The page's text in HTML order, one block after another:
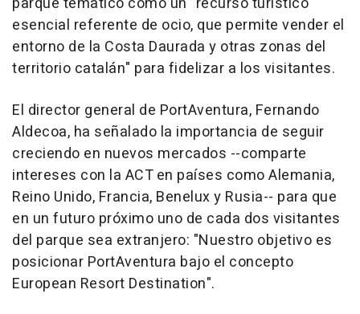
esencial referente de ocio, que permite vender el
entorno de la Costa Daurada y otras zonas del
territorio catalán" para fidelizar a los visitantes.
El director general de PortAventura, Fernando
Aldecoa, ha señalado la importancia de seguir
creciendo en nuevos mercados --comparte
intereses con la ACT en países como Alemania,
Reino Unido, Francia, Benelux y Rusia-- para que
en un futuro próximo uno de cada dos visitantes
del parque sea extranjero: "Nuestro objetivo es
posicionar PortAventura bajo el concepto
European Resort Destination".